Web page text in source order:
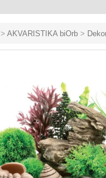
> AKVARISTIKA biOrb >